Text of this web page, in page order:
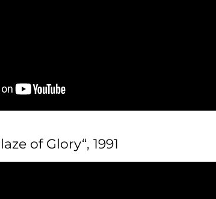
of Glory“, 1991